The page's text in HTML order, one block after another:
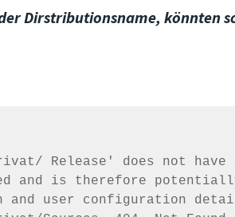
Dirstributionsname, könnten
Release' does not
and is therefore
and user configuration